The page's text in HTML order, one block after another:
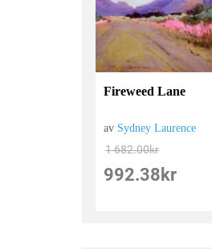
Fireweed Lane
av Sydney Laurence
1 682.00kr
992.38 kr